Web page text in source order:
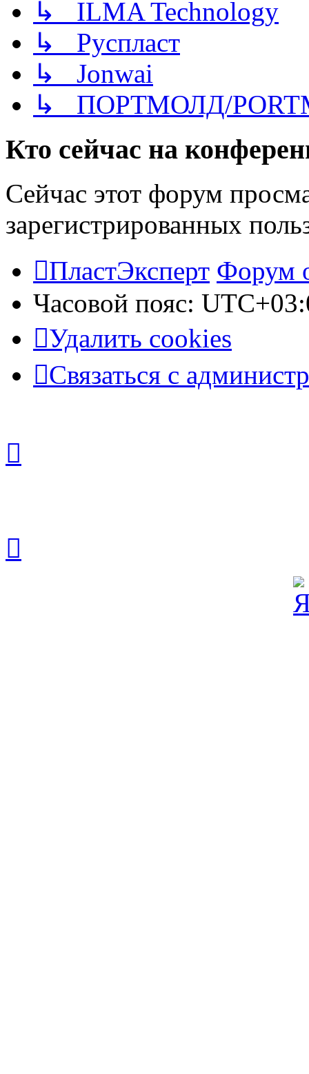
↳ ILMA Technology
↳ Руспласт
↳ Jonwai
↳ ПОРТМОЛД/
Кто сейчас на
Сейчас этот форум
зарегистрированных
ПластЭксперт Форум
Часовой пояс:
Удалить cookies
Связаться с